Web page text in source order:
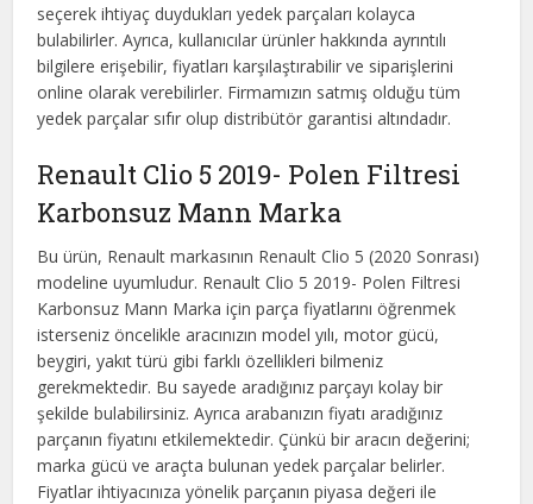
seçerek ihtiyaç duydukları yedek parçaları kolayca
bulabilirler. Ayrıca, kullanıcılar ürünler hakkında ayrıntılı
bilgilere erişebilir, fiyatları karşılaştırabilir ve siparişlerini
online olarak verebilirler. Firmamızın satmış olduğu tüm
yedek parçalar sıfır olup distribütör garantisi altındadır.
Renault Clio 5 2019- Polen Filtresi
Karbonsuz Mann Marka
Bu ürün, Renault markasının Renault Clio 5 (2020 Sonrası)
modeline uyumludur. Renault Clio 5 2019- Polen Filtresi
Karbonsuz Mann Marka için parça fiyatlarını öğrenmek
isterseniz öncelikle aracınızın model yılı, motor gücü,
beygiri, yakıt türü gibi farklı özellikleri bilmeniz
gerekmektedir. Bu sayede aradığınız parçayı kolay bir
şekilde bulabilirsiniz. Ayrıca arabanızın fiyatı aradığınız
parçanın fiyatını etkilemektedir. Çünkü bir aracın değerini;
marka gücü ve araçta bulunan yedek parçalar belirler.
Fiyatlar ihtiyacınıza yönelik parçanın piyasa değeri ile